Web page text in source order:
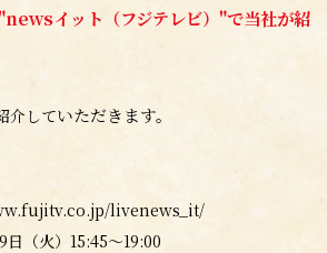
イット（フジテレビ）"で当社が紹
介していただきます。
livenews_it/
（火）15:45～19:00